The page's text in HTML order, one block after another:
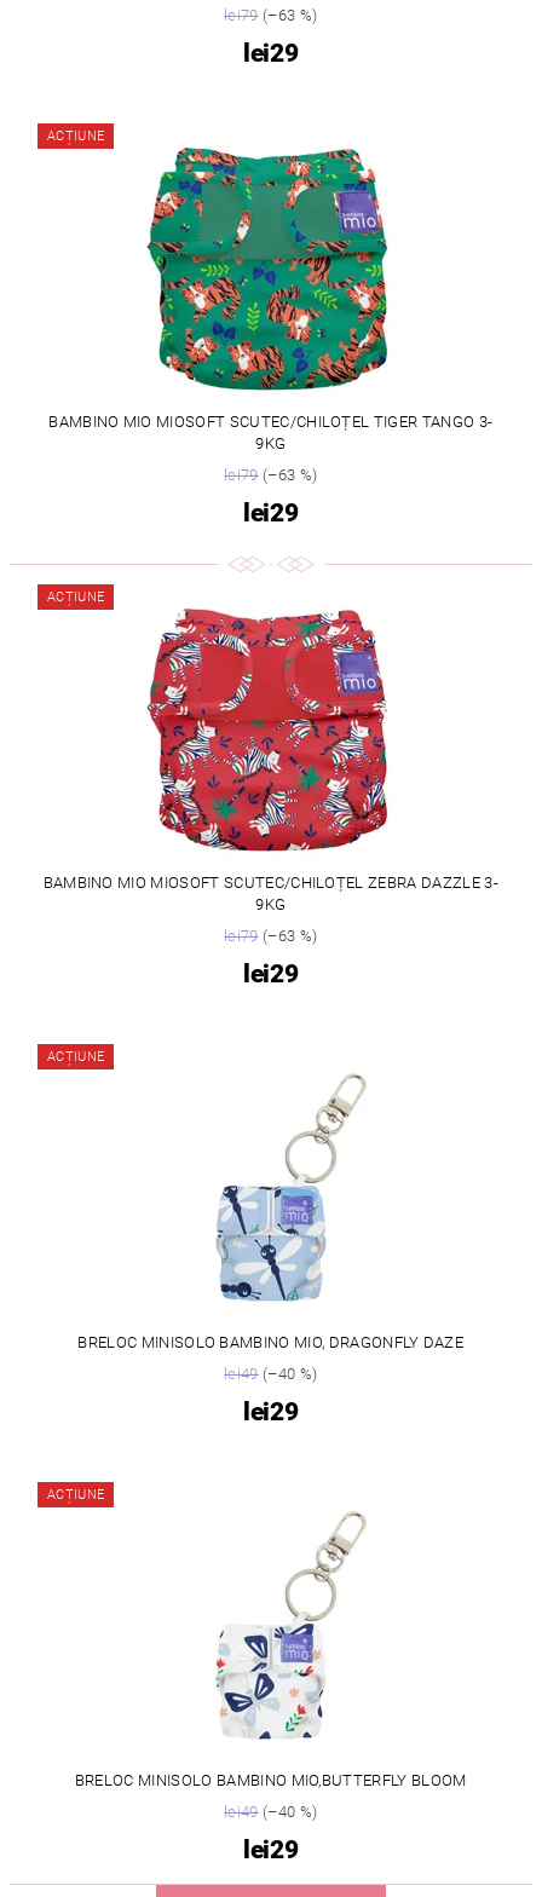
lei79(–63 %)
lei29
ACȚIUNE
BAMBINO MIO MIOSOFT SCUTEC/CHILOȚEL TIGER TANGO 3-
9KG
lei79(–63 %)
lei29
ACȚIUNE
BAMBINO MIO MIOSOFT SCUTEC/CHILOȚEL ZEBRA DAZZLE 3-
9KG
lei79(–63 %)
lei29
ACȚIUNE
BRELOC MINISOLO BAMBINO MIO, DRAGONFLY DAZE
lei49(–40 %)
lei29
ACȚIUNE
BRELOC MINISOLO BAMBINO MIO,BUTTERFLY BLOOM
lei49(–40 %)
lei29